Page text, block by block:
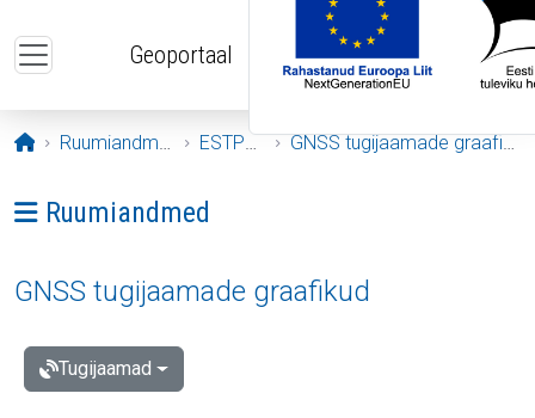
Geoportaal
Avaleht
Ruumiandmed ESTPOS GNSS tugijaamade graafikud
Ava menüü: Ruumiandmed
Ruumiandmed
GNSS tugijaamade graafikud
Tugijaamad